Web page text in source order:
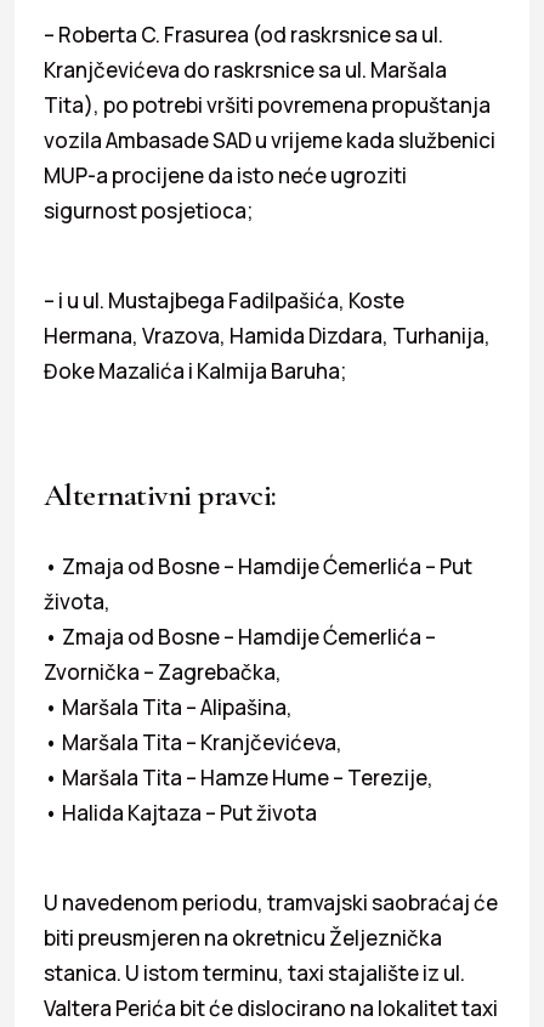
– Roberta C. Frasurea (od raskrsnice sa ul.
Kranjčevićeva do raskrsnice sa ul. Maršala
Tita), po potrebi vršiti povremena propuštanja
vozila Ambasade SAD u vrijeme kada službenici
MUP-a procijene da isto neće ugroziti
sigurnost posjetioca;
– i u ul. Mustajbega Fadilpašića, Koste
Hermana, Vrazova, Hamida Dizdara, Turhanija,
Đoke Mazalića i Kalmija Baruha;
Alternativni pravci:
• Zmaja od Bosne – Hamdije Ćemerlića – Put
života,
• Zmaja od Bosne – Hamdije Ćemerlića –
Zvornička – Zagrebačka,
• Maršala Tita – Alipašina,
• Maršala Tita – Kranjčevićeva,
• Maršala Tita – Hamze Hume – Terezije,
• Halida Kajtaza – Put života
U navedenom periodu, tramvajski saobraćaj će
biti preusmjeren na okretnicu Željeznička
stanica. U istom terminu, taxi stajalište iz ul.
Valtera Perića bit će dislocirano na lokalitet taxi